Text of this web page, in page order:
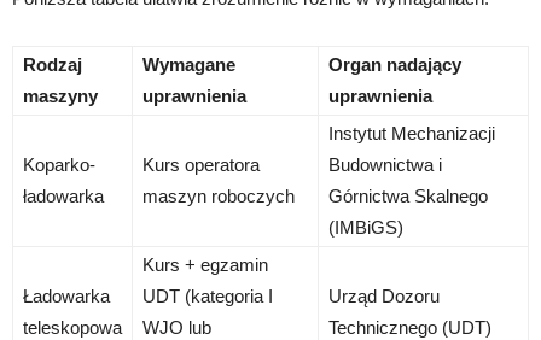
Rodzaj
maszyny
Wymagane
uprawnienia
Organ nadający
uprawnienia
Koparko-
ładowarka
Kurs operatora
maszyn roboczych
Instytut Mechanizacji
Budownictwa i
Górnictwa Skalnego
(IMBiGS)
Ładowarka
teleskopowa
Kurs + egzamin
UDT (kategoria I
WJO lub
Urząd Dozoru
Technicznego (UDT)